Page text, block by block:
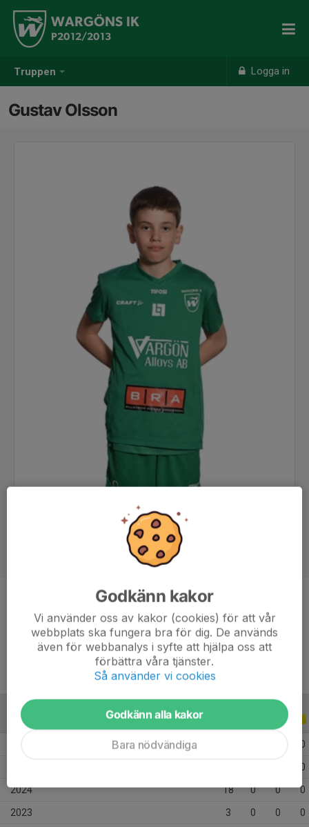
Truppen Logga in
WARGÖNS IK
P2012/2013
Gustav Olsson
-
Ålder
14 år
ALLA SERIER ALLA ÅR
0
0
2024 18 0 0 0
2023 3 0 0 0
Godkänn kakor
Vi använder oss av kakor (cookies) för att vår
webbplats ska fungera bra för dig. De används
även för webbanalys i syfte att hjälpa oss att
förbättra våra tjänster.
Så använder vi cookies
Godkänn alla kakor
Bara nödvändiga